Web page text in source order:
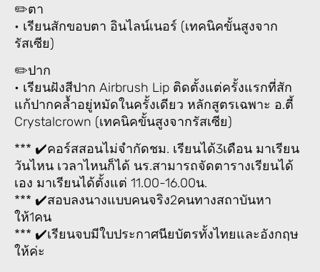
✏️ตา
• เรียนสักขอบตา อินไลน์เนอร์ (เทคนิคขั้นสูงจาก
รัสเซีย)
✏️ปาก
• เรียนฝังสีปาก Airbrush Lip ติดตั้งแต่ครั้งแรกที่สัก
แก้ปากคล้ำอยู่หมัดในครั้งเดียว หลักสูตรเฉพาะ อ.ตี้
Crystalcrown (เทคนิคขั้นสูงจากรัสเซีย)
*** ✔️คอร์สสอนไม่จำกัดชม. เรียนได้3เดือน มาเรียน
วันไหน เวลาไหนก็ได้ นร.สามารถจัดตารางเรียนได้
เอง มาเรียนได้ตั้งแต่ 11.00-16.00น.
*** ✔️สอบลงนางแบบคนจริง2คนทางสถาบันหา
ให้1คน
*** ✔️เรียนจบมีใบประกาศนียบัตรทั้งไทยและอังกฤษ
ให้ค่ะ